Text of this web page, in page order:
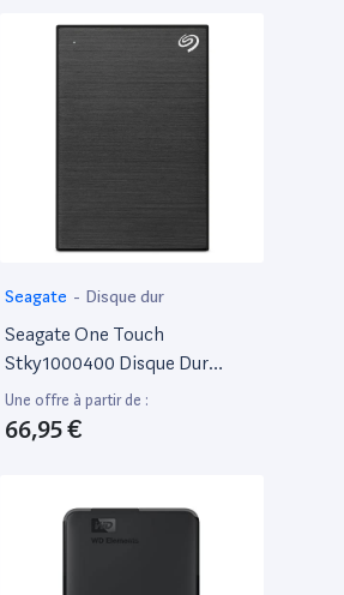
Et Protection Par Mot De
Seagate - Disque dur
Seagate One Touch
Stky1000400 Disque Dur
Externe 1 To 2.5 Micro-Usb B
3.2 Gen 1 (3.1 Gen 1) Noir
Une offre à partir de :
66,95 €